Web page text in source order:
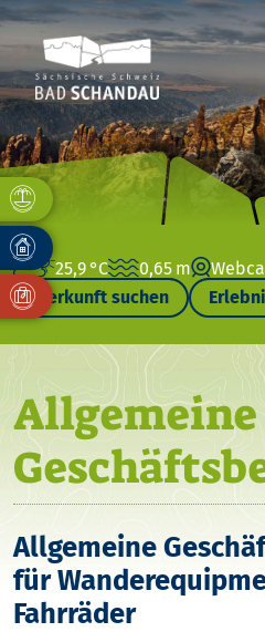
25,9 °C 0,65 m
Unterkunft suchen
Allgemeine
Allgemeine
für
Fahrräder